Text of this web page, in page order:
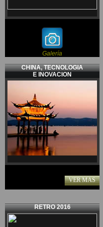
Galería
CHINA, TECNOLOGIA
E INOVACION
VER MAS
RETRO 2016